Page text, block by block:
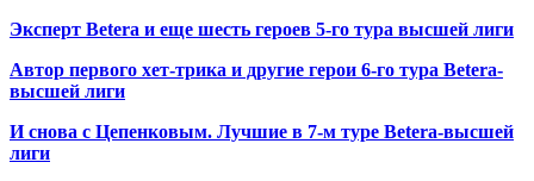
Эксперт Betera и еще шесть героев 5-го тура высшей лиги
Автор первого хет-трика и другие герои 6-го тура Betera-
высшей лиги
И снова с Цепенковым. Лучшие в 7-м туре Betera-высшей
лиги